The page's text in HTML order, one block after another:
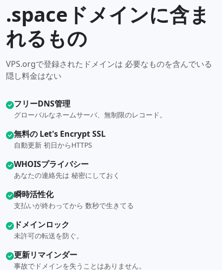
.spaceドメインに含ま
れるもの
VPS.orgで登録されたドメインは 必要なものを含んでいる
隠し料金はない
フリーDNS管理
グローバルなネームサーバ、無制限のレコード。
無料の Let's Encrypt SSL
自動更新 初日からHTTPS
WHOISプライバシー
あなたの連絡先は 秘密にしておく
瞬時活性化
支払いが終わってから 数秒で生きてる
ドメインロック
未許可の転送を防ぐ。
更新リマインダー
事故でドメインを失うことはありません。